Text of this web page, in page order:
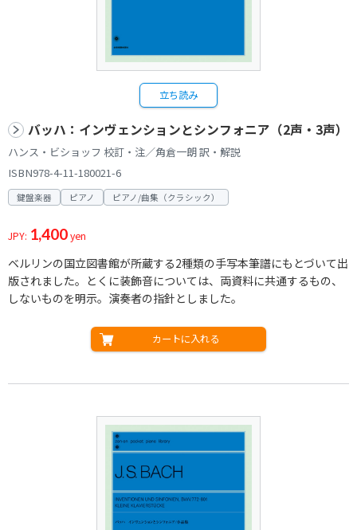
立ち読み
バッハ：インヴェンションとシンフォニア（2声・3声）
ハンス・ビショッフ 校訂・注／角倉一朗 訳・解説
ISBN978-4-11-180021-6
鍵盤楽器 ピアノ ピアノ/曲集（クラシック）
JPY: 1,400yen
ベルリンの国立図書館が所蔵する2種類の手写本筆譜にもとづいて出
版されました。とくに装飾音については、両資料に共通するもの、
しないものを明示。演奏者の指針としました。
カートに入れる